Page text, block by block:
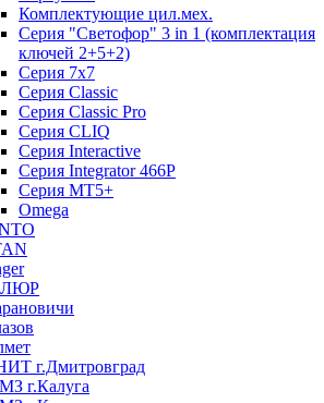
Комплектующие цил.мех.
Серия "Светофор" 3 in 1 (комплектация
ключей 2+5+2)
Серия 7х7
Серия Classic
Серия Classic Pro
Серия CLIQ
Серия Interactive
Серия Integrator 466P
Серия MT5+
Omega
г.Дмитровград
г.Калуга